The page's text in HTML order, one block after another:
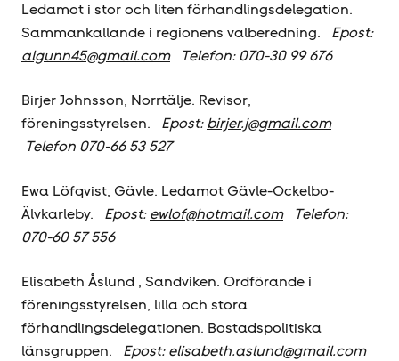
Ledamot i stor och liten förhandlingsdelegation.
Sammankallande i regionens valberedning. Epost:
algunn45@gmail.comTelefon: 070-30 99 676
Birjer Johnsson, Norrtälje. Revisor,
föreningsstyrelsen. Epost:birjer.j@gmail.com
Telefon 070-66 53 527
Ewa Löfqvist, Gävle. Ledamot Gävle-Ockelbo-
Älvkarleby. Epost:ewlof@hotmail.comTelefon:
070-60 57 556
Elisabeth Åslund , Sandviken. Ordförande i
föreningsstyrelsen, lilla och stora
förhandlingsdelegationen. Bostadspolitiska
länsgruppen. Epost:elisabeth.aslund@gmail.com